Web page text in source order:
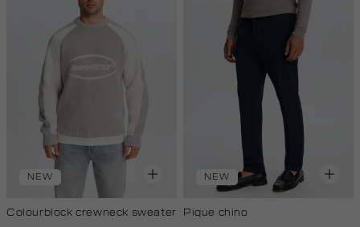
NEW
Colourblock crewneck sweater
NEW
Pique chino